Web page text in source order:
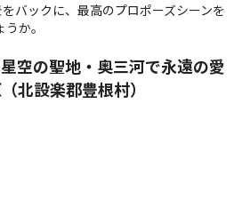
バックに、最高のプロポーズシーンを
か。
空の聖地・奥三河で永遠の愛
北設楽郡豊根村）